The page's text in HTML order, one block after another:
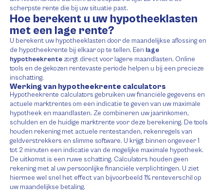
scherpste rente die bij uw situatie past.
Hoe berekent u uw hypotheeklasten
met een lage rente?
U berekent uw hypotheeklasten door de maandelijkse aflossing en
de hypotheekrente bij elkaar op te tellen. Een lage
hypotheekrente zorgt direct voor lagere maandlasten. Online
tools en de gekozen rentevaste periode helpen u bij een precieze
inschatting.
Werking van hypotheekrente calculators
Hypotheekrente calculators gebruiken uw financiële gegevens en
actuele marktrentes om een indicatie te geven van uw maximale
hypotheek en maandlasten. Ze combineren uw jaarinkomen,
schulden en de huidige marktrente voor deze berekening. De tools
houden rekening met actuele rentestanden, rekenregels van
geldverstrekkers en slimme software. U krijgt binnen ongeveer 1
tot 2 minuten een indicatie van de mogelijke maximale hypotheek.
De uitkomst is een ruwe schatting. Calculators houden geen
rekening met al uw persoonlijke financiële verplichtingen. U ziet
hiermee wel snel het effect van bijvoorbeeld 1% renteverschil op
uw maandelijkse betaling.